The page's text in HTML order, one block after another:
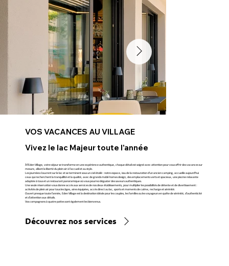
VOS VACANCES AU VILLAGE
Vivez le lac Majeur toute l'année
À l'Eden Village, votre séjour se transforme en une expérience authentique, chaque détail est soigné avec attention pour vous offrir des vacances sur
mesure, alliant la liberté du plein air à l'accueil et au style.
Les journées s'ouvrent sur le lac et se terminent sous un ciel étoilé : notre espace, issu de la restauration d'un ancien camping, accueille aujourd'hui
ceux qui recherchent la tranquillité et la qualité, avec de grands mobil-homes design, des emplacements verts et spacieux, une piscine relaxante
adaptée à tous et un restaurant panoramique où vous pourrez déguster des saveurs authentiques.
Une seule réservation vous donne accès aux services de nos deux établissements, pour multiplier les possibilités de détente et de divertissement :
activités de plein air pour tous les âges, aires équipées, accès direct au lac, sports et moments de calme, recharge et sérénité.
Ouvert presque toute l'année, Eden Village est la destination idéale pour les couples, les familles ou les voyageurs en quête de sérénité, d'authenticité
et d'attention aux détails.
Vos compagnons à quatre pattes sont également les bienvenus.
Découvrez nos services